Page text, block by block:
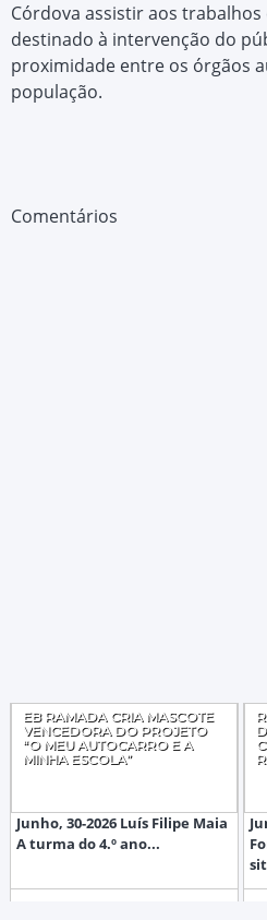
Córdova assistir aos
destinado à intervenção do
proximidade entre os órgãos
população.
Comentários
EB RAMADA CRIA MASCOTE
VENCEDORA DO PROJETO
“O MEU AUTOCARRO E A
MINHA ESCOLA”
Junho, 30-2026 Luís Filipe Maia
A turma do 4.º ano...